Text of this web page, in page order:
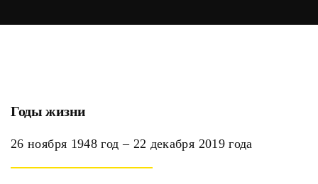
Годы жизни
26 ноября 1948 год – 22 декабря 2019 года